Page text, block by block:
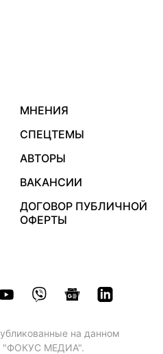
МНЕНИЯ
СПЕЦТЕМЫ
АВТОРЫ
ВАКАНСИИ
ДОГОВОР ПУБЛИЧНОЙ
ОФЕРТЫ
на данном
"ФОКУС МЕДИА".